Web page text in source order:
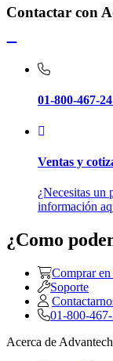
Contactar con
01-800-467-
Ventas y
¿Necesitas un
información
¿Como
Comprar en
Soporte
01-800-
Acerca de Advantech